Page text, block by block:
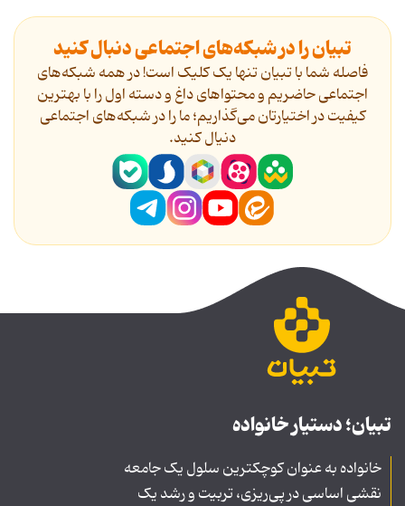
تبیان را در شبکه‌های اجتماعی دنبال کنید
فاصله شما با تبیان تنها یک کلیک است! در همه شبکه‌های
اجتماعی حاضریم و محتواهای داغ و دسته اول را با بهترین
کیفیت در اختیارتان می‌گذاریم؛ ما را در شبکه‌های اجتماعی
دنیال کنید.
تبیان؛ دستیار خانواده
خانواده به عنوان کوچکترین سلول یک جامعه
نقشی اساسی در پی‌ریزی، تربیت و رشد یک